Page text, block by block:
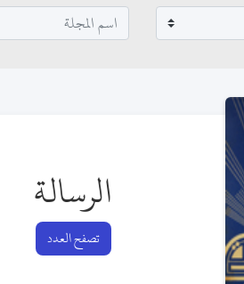
الرسالة
تصفح العدد